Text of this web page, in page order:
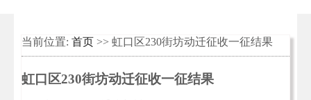
当前位置: 首页 >> 虹口区230街坊动迁征收一征结果
虹口区230街坊动迁征收一征结果